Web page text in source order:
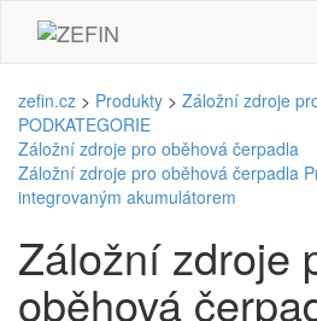
zefin.cz > Produkty > Záložní zdroje
PODKATEGORIE
Záložní zdroje pro oběhová čerpadla
Záložní zdroje pro oběhová čerpadla
integrovaným akumulátorem
Záložní zdroje
oběhová